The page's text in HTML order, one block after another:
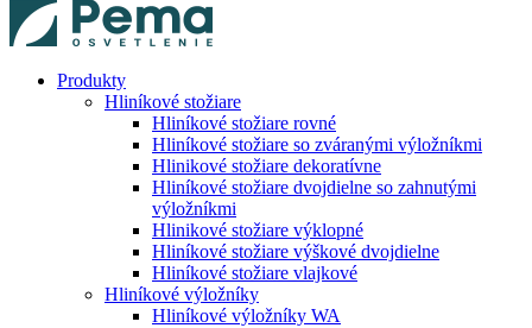
Produkty
Hliníkové stožiare
Hliníkové stožiare rovné
Hliníkové stožiare so zváranými výložníkmi
Hlinikové stožiare dekoratívne
Hliníkové stožiare dvojdielne so zahnutými
výložníkmi
Hlinikové stožiare výklopné
Hliníkové stožiare výškové dvojdielne
Hliníkové stožiare vlajkové
Hliníkové výložníky
Hliníkové výložníky WA